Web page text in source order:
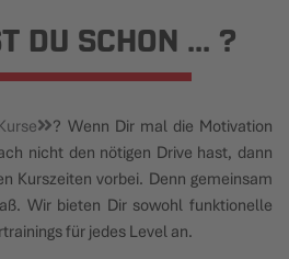
DU SCHON ... ?
? Wenn Dir mal die Motivation
nicht den nötigen Drive hast, dann
Kurszeiten vorbei. Denn gemeinsam
Wir bieten Dir sowohl funktionelle
für jedes Level an.